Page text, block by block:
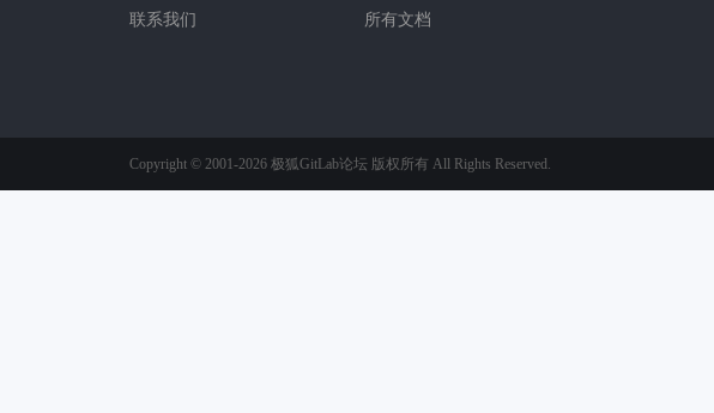
联系我们
所有文档
Copyright © 2001-2026 极狐GitLab论坛 版权所有 All Rights Reserved.